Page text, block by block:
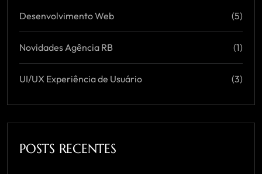
Desenvolvimento Web (5)
Novidades Agência RB (1)
UI/UX Experiência de Usuário (3)
POSTS RECENTES